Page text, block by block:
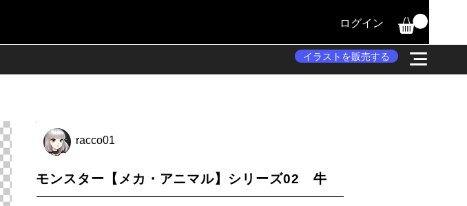
ログイン
イラストを販売する
racco01
モンスター【メカ・アニマル】シリーズ02 牛